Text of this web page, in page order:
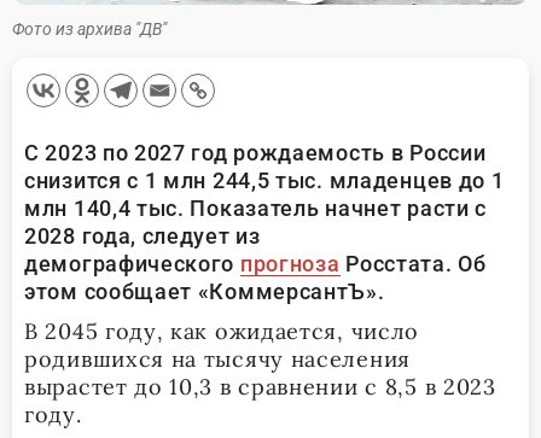
Фото из архива "ДВ"
С 2023 по 2027 год рождаемость в России
снизится с 1 млн 244,5 тыс. младенцев до 1
млн 140,4 тыс. Показатель начнет расти с
2028 года, следует из
демографического прогноза Росстата. Об
этом сообщает «КоммерсантЪ».
В 2045 году, как ожидается, число
родившихся на тысячу населения
вырастет до 10,3 в сравнении с 8,5 в 2023
году.